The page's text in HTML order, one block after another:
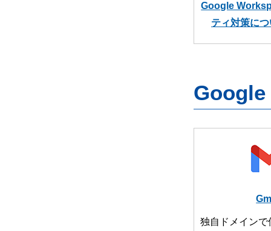
Google
ティ対策に
Google
独自ドメイン